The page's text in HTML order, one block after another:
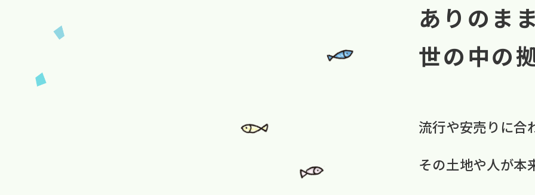
ありのま
世の中の
流行や​安売りに​合
その​土地や​人が​本